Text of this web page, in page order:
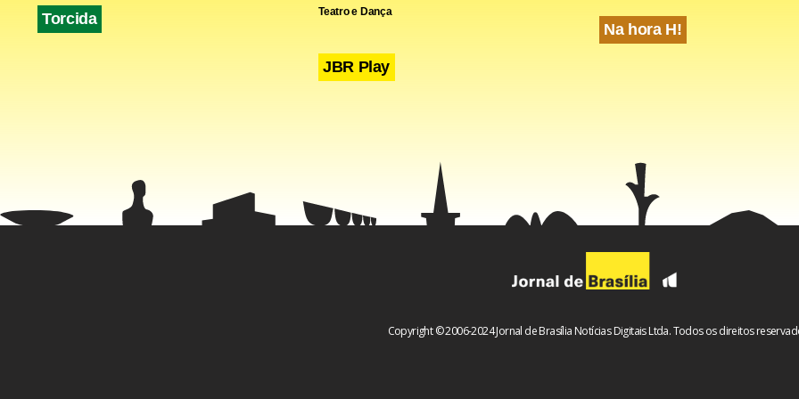
Torcida Teatro e Dança
JBR Play
Na hora H!
Copyright © 2006-2024 Jornal de Brasília Notícias Digitais Ltda. Todos os direitos